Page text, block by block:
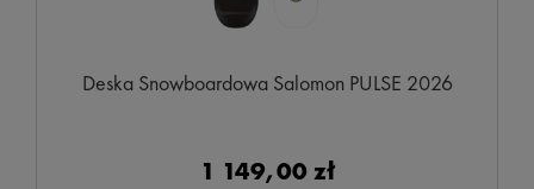
Deska Snowboardowa Salomon PULSE 2026
1 149,00 zł